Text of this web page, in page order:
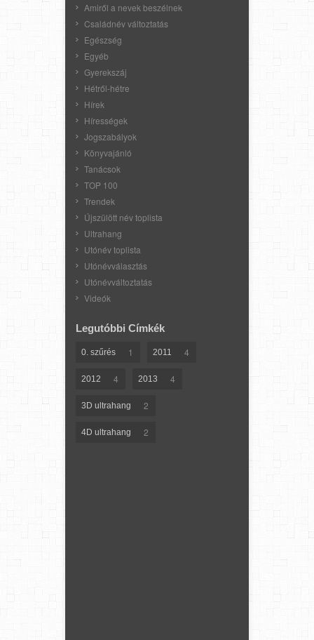
Amiről a nevek beszélnek
Családnév változtatás
Egészség
Egyéb
Gyerekszáj
Hétről-hétre
Hírek
Hírességek
Jogszabályok
Könyvajánló
Tanácsok
TOP 100
Trendek
Újszülött név toplista
Ultrahang
Utónév toplista
Utónévválasztás
Utónévváltoztatás
Videók
Legutóbbi Címkék
0. szűrés 1 2011 4
2012 4 2013 4
3D ultrahang 2
4D ultrahang 2